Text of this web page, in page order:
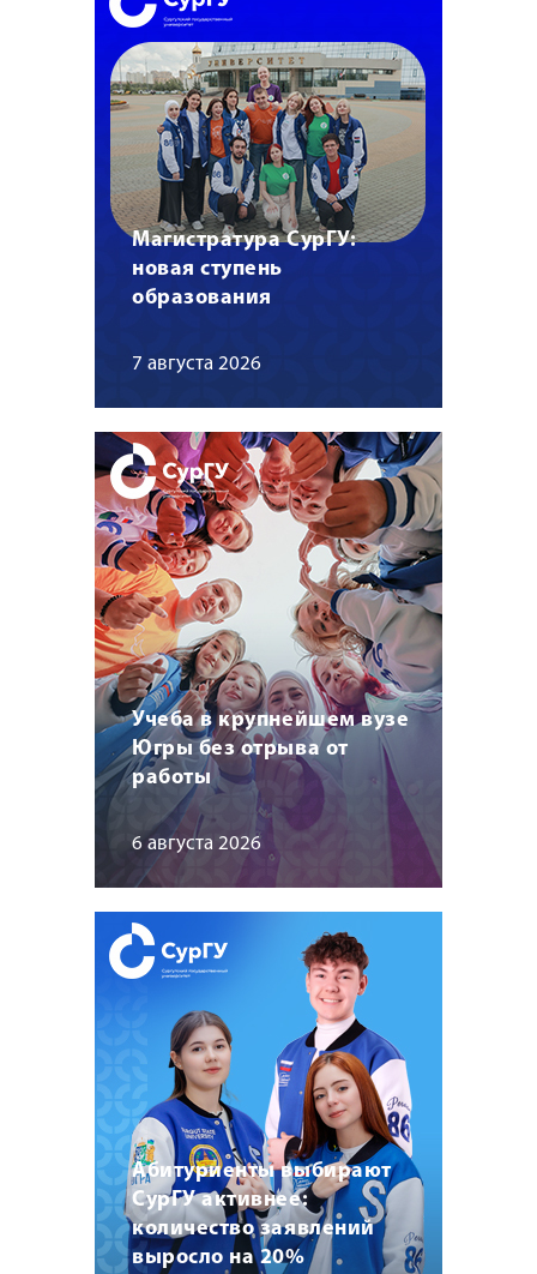
Магистратура СурГУ:
новая ступень
образования
7 августа 2026
Учеба в крупнейшем вузе
Югры без отрыва от
работы
6 августа 2026
Абитуриенты выбирают
СурГУ активнее:
количество заявлений
выросло на 20%